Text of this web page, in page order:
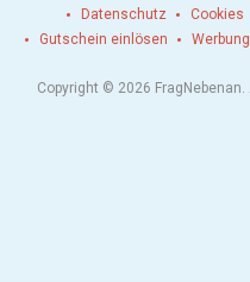
Datenschutz
Cookies
Gutschein einlösen
Werbung
Copyright © 2026